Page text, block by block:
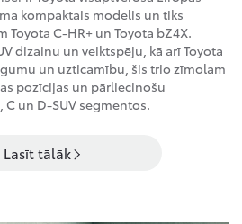
kompaktais modelis un tiks
Toyota C-HR+ un Toyota bZ4X.
dizainu un veiktspēju, kā arī Toyota
un uzticamību, šis trio zīmolam
pozīcijas un pārliecinošu
un D-SUV segmentos.
Lasīt tālāk